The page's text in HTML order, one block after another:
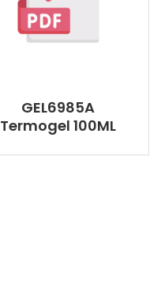
GEL6985A
Termogel 100ML